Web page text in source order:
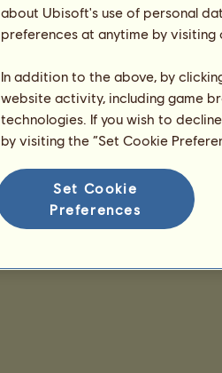
about Ubisoft's use of personal
preferences at anytime by
In addition to the above, by
website activity, including game
technologies. If you wish to
by visiting the “Set Cookie
Set Cookie
Preferences